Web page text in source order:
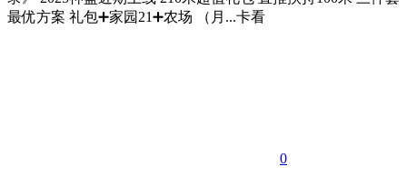
优最‬方案 礼包➕家园21➕农场 （月‮看卡...
0